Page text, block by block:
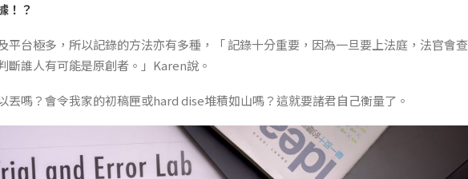
！？
平台極多，所以記錄的方法亦有多種，「 記錄十分重要，因為一旦要上法庭，法官會查
斷誰人有可能是原創者。」Karen說。
丟嗎？會令我家的初稿匣或hard dise堆積如山嗎？這就要諸君自己衡量了。